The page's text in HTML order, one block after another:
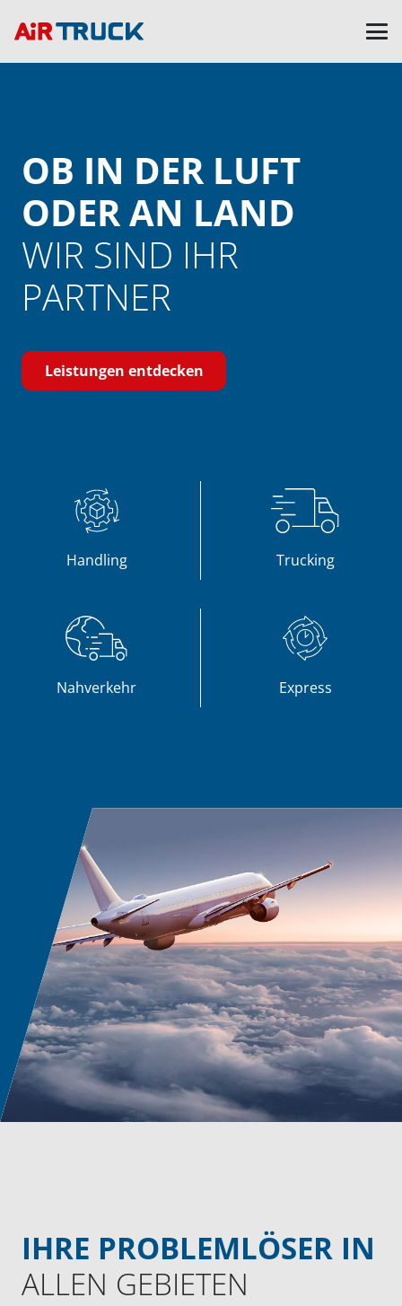
OB IN DER LUFT
ODER AN LAND
WIR SIND IHR
PARTNER
Leistungen entdecken
Handling Trucking
Nahverkehr Express
IHRE PROBLEMLÖSER IN
ALLEN GEBIETEN